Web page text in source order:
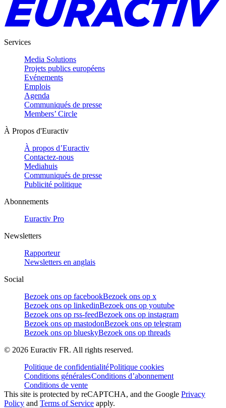
Services
Media Solutions
Projets publics européens
Evénements
Emplois
Agenda
Communiqués de presse
Members’ Circle
À Propos d'Euractiv
À propos d’Euractiv
Contactez-nous
Mediahuis
Communiqués de presse
Publicité politique
Abonnements
Euractiv Pro
Newsletters
Rapporteur
Newsletters en anglais
Social
Bezoek ons op facebookBezoek ons op x
Bezoek ons op linkedinBezoek ons op youtube
Bezoek ons op rss-feedBezoek ons op instagram
Bezoek ons op mastodonBezoek ons op telegram
Bezoek ons op blueskyBezoek ons op threads
© 2026 Euractiv FR. All rights reserved.
Politique de confidentialitéPolitique cookies
Conditions généralesConditions d’abonnement
Conditions de vente
This site is protected by reCAPTCHA, and the Google Privacy
Policy and Terms of Service apply.